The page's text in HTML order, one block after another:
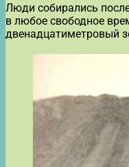
Люди собирались
в любое свободное
двенадцатиметровый